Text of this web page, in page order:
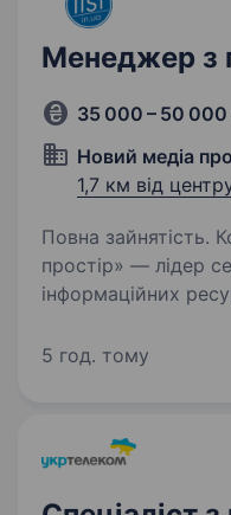
Менеджер з
35 000 – 50 000
Новий медіа
1,7 км від
Повна зайнятість. Компанія «Новий медіа
простір» — лідер
інформаційних
160+
5 год. тому